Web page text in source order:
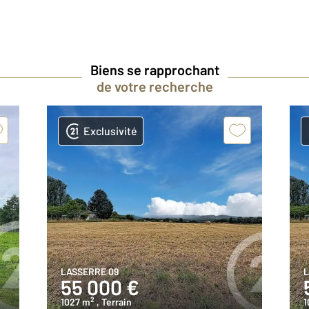
Biens se rapprochant
de votre recherche
Exclusivité
LASSERRE 09
55 000 €
1027 m2 , Terrain